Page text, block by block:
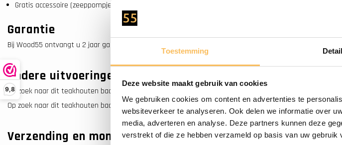
9,8
Toestemming
Deze website maakt gebruik van cookies
We gebruiken cookies om content en advertenties te
websiteverkeer te analyseren. Ook delen we informatie over
media, adverteren en analyse. Deze partners kunnen deze
verstrekt of die ze hebben verzameld op basis van uw gebruik
Gratis accessoire (zeeppompje, zeepschaaltje of tandenborstelhouder van natuursteen
Garantie
Bij Wood55 ontvangt u 2 jaar garantie op de producten.
Andere uitvoeringen
Op zoek naar dit teakhouten badkamermeubel in een white wash uitvoering? Klik hier.
Op zoek naar dit teakhouten badkamermeubel met één grote spiegel? Klik
Verzending en montage